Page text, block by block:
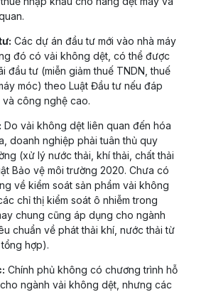
Các dự án đầu tư mới vào nhà máy
đó có vải không dệt, có thể được
đầu tư (miễn giảm thuế TNDN, thuế
móc) theo Luật Đầu tư nếu đáp
công nghệ cao.
Do vải không dệt liên quan đến hóa
doanh nghiệp phải tuân thủ quy
(xử lý nước thải, khí thải, chất thải
Bảo vệ môi trường 2020. Chưa có
về kiểm soát sản phẩm vải không
chỉ thị kiểm soát ô nhiễm trong
chung cũng áp dụng cho ngành
chuẩn về phát thải khí, nước thải từ
hợp).
Chính phủ không có chương trình hỗ
ngành vải không dệt, nhưng các